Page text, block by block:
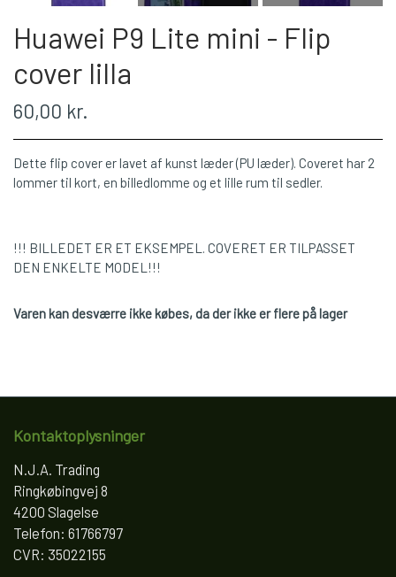
Huawei P9 Lite mini - Flip
cover lilla
60,00 kr.
Dette flip cover er lavet af kunst læder (PU læder). Coveret har 2
lommer til kort, en billedlomme og et lille rum til sedler.
!!! BILLEDET ER ET EKSEMPEL. COVERET ER TILPASSET
DEN ENKELTE MODEL!!!
Varen kan desværre ikke købes, da der ikke er flere på lager
Kontaktoplysninger
N.J.A. Trading
Ringkøbingvej 8
4200 Slagelse
Telefon: 61766797
CVR: 35022155